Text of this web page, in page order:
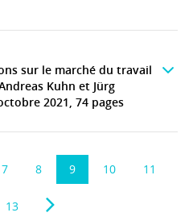
sur le marché du travail
Kuhn et Jürg
2021, 74 pages
7 8 9 10 11
13